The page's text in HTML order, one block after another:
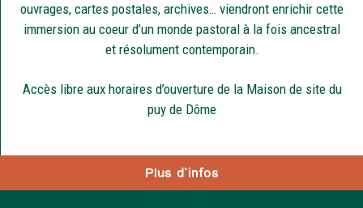
Plus d'infos
ouvrages, cartes postales, archives… viendront enrichir cette
immersion au coeur d’un monde pastoral à la fois ancestral
et résolument contemporain.
Accès libre aux horaires d’ouverture de la Maison de site du
puy de Dôme